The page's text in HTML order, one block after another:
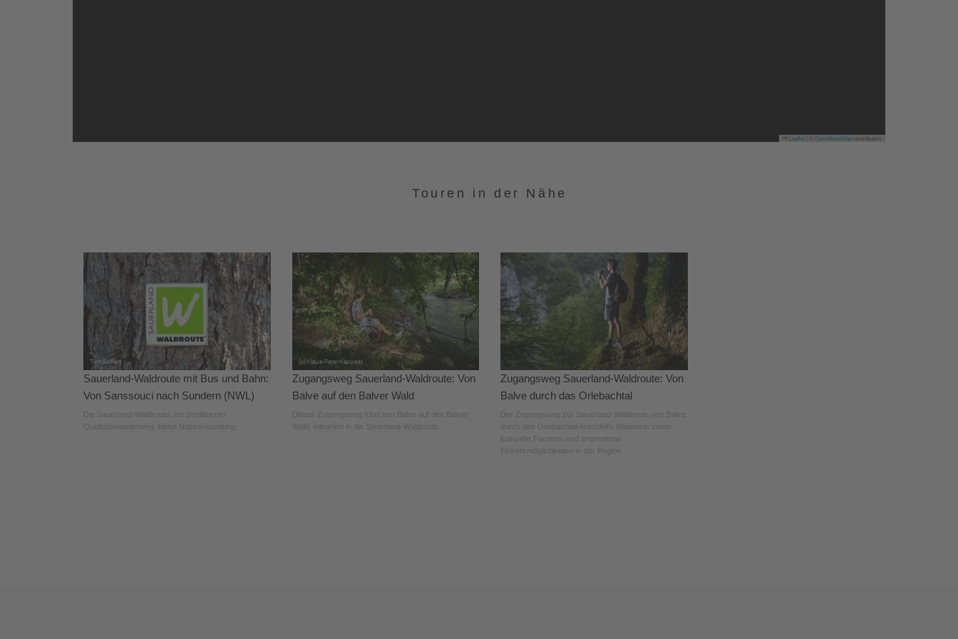
Leaflet OpenStreetMapcontributors
Touren in der Nähe
Sauerland-Waldroute mit Bus und Bahn:
Von Sanssouci nach Sundern (NWL)
Die Sauerland-Waldroute, ein zertifizierter
Qualitätswanderweg, bietet Naturerkundung.
Zugangsweg Sauerland-Waldroute: Von
Balve auf den Balver Wald
Dieser Zugangsweg führt von Balve auf den Balver
Wald, integriert in die Sauerland-Waldroute.
Zugangsweg Sauerland-Waldroute: Von
Balve durch das Orlebachtal
Der Zugangsweg zur Sauerland-Waldroute von Balve
durch das Orlebachtal erschließt Wanderer:innen
kulturelle Facetten und angenehme
Einkehrmöglichkeiten in der Region.